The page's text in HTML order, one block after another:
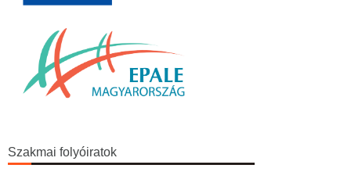
Szakmai folyóiratok